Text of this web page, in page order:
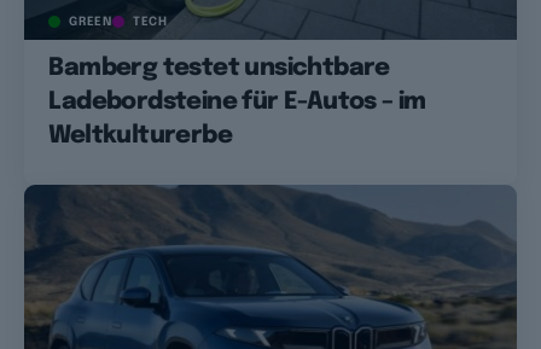
GREEN TECH
Bamberg testet unsichtbare
Ladebordsteine für E-Autos – im
Weltkulturerbe